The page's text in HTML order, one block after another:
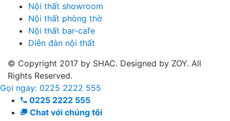
Nội thất showroom
Nội thất phòng thờ
Nội thất bar-cafe
Diễn đàn nội thất
© Copyright 2017 by SHAC. Designed by ZOY. All
Rights Reserved.
Gọi ngay: 0225 2222 555
0225 2222 555
Chat với chúng tôi